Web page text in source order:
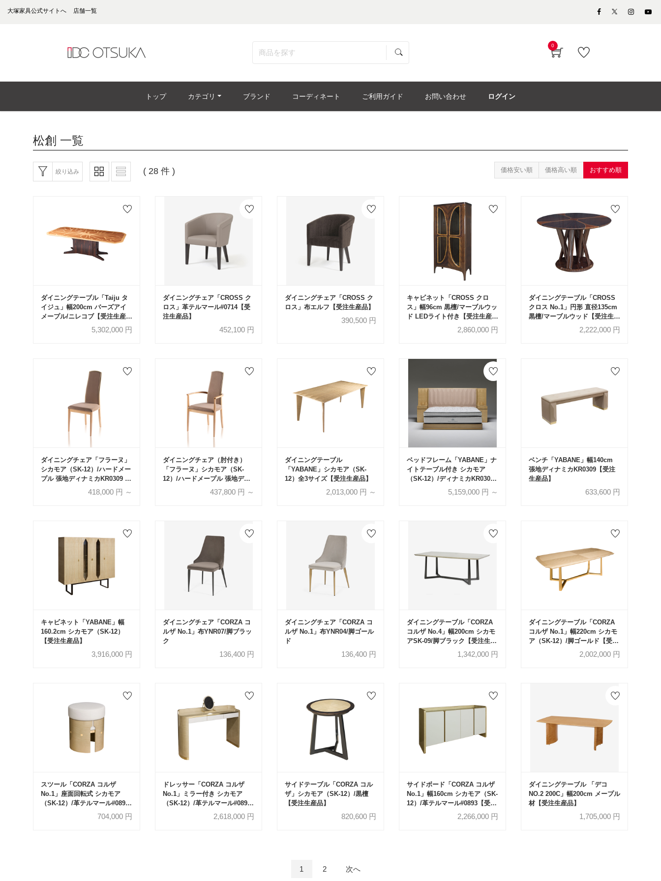
大塚家具公式サイトへ 店舗一覧
0
トップ カテゴリ ブランド コーディネート ご利用ガイド お問い合わせ ログイン
松創 一覧
絞り込み ( 28 件 ) 価格安い順 価格高い順 おすすめ順
ダイニングテーブル「Taiju タ
イジュ」幅200cm バーズアイ
メープル/ニレコブ【受注生産
5,302,000円
ダイニングチェア「CROSS ク
ロス」革テルマール#0714【受
注生産品】
452,100円
ダイニングチェア「CROSS ク
ロス」布エルフ【受注生産品】
390,500 円
キャビネット「CROSS クロ
ス」幅96cm 黒檀/マーブルウッ
ド LEDライト付き【受注生産
2,860,000 円
ダイニングテーブル「CROSS
クロス No.1」円形 直径135cm
黒檀/マーブルウッド【受注生産
2,222,000 円
ダイニングチェア「フラーヌ」
シカモア（SK-12）/ハードメー
プル 張地ディナミカKR0309 背
全2タイプ【受注生産品】
418,000円 ～
ダイニングチェア（肘付き）
「フラーヌ」シカモア（SK-
12）/ハードメープル 張地ディ
ナミカKR0309 背全2タイプ
437,800円 ～
ダイニングテーブル
「YABANE」シカモア（SK-
12）全3サイズ【受注生産品】
2,013,000 円 ～
ベッドフレーム「YABANE」ナ
イトテーブル付き シカモア
（SK-12）/ディナミカKR0309
全4サイズ【受注生産品】
5,159,000 円 ～
ベンチ「YABANE」幅140cm
張地ディナミカKR0309【受注
生産品】
633,600 円
キャビネット「YABANE」幅
160.2cm シカモア（SK-12）
【受注生産品】
3,916,000円
ダイニングチェア「CORZA コ
ルザ No.1」布YNR07/脚ブラッ
ク
136,400円
ダイニングチェア「CORZA コ
ルザ No.1」布YNR04/脚ゴール
ド
136,400 円
ダイニングテーブル「CORZA
コルザ No.4」幅200cm シカモ
アSK-09/脚ブラック【受注生産
1,342,000 円
ダイニングテーブル「CORZA
コルザ No.1」幅220cm シカモ
ア（SK-12）/脚ゴールド【受注
2,002,000 円
スツール「CORZA コルザ
No.1」座面回転式 シカモア
（SK-12）/革テルマール#0893
704,000円
ドレッサー「CORZA コルザ
No.1」ミラー付き シカモア
（SK-12）/革テルマール#0893
2,618,000円
サイドテーブル「CORZA コル
ザ」シカモア（SK-12）/黒檀
【受注生産品】
820,600 円
サイドボード「CORZA コルザ
No.1」幅160cm シカモア（SK-
12）/革テルマール#0893【受注
2,266,000 円
ダイニングテーブル 「デコ
NO.2 200C」幅200cm メープル
材【受注生産品】
1,705,000 円
1 2 次へ